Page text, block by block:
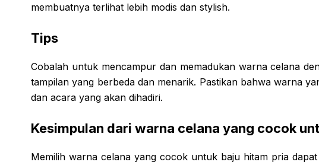
membuatnya terlihat lebih modis dan stylish.
Tips
Cobalah untuk mencampur dan memadukan warna celana
tampilan yang berbeda dan menarik. Pastikan bahwa warna
dan acara yang akan dihadiri.
Kesimpulan dari warna celana yang cocok
Memilih warna celana yang cocok untuk baju hitam pria